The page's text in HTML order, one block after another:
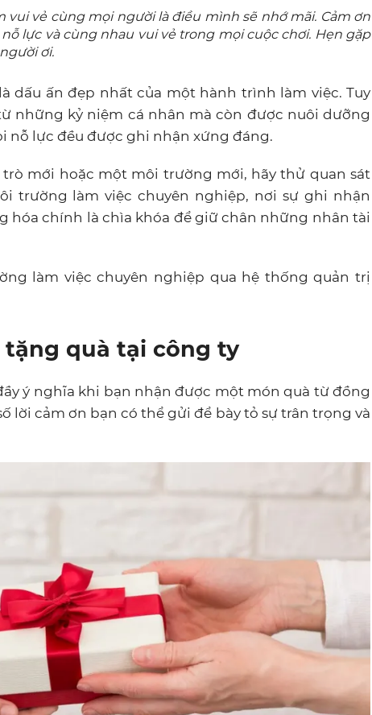
vui vẻ cùng mọi người là điều mình sẽ nhớ mãi. Cảm ơn
lực và cùng nhau vui vẻ trong mọi cuộc chơi. Hẹn gặp
ơi.
dấu ấn đẹp nhất của một hành trình làm việc. Tuy
những kỷ niệm cá nhân mà còn được nuôi dưỡng
nỗ lực đều được ghi nhận xứng đáng.
mới hoặc một môi trường mới, hãy thử quan sát
trường làm việc chuyên nghiệp, nơi sự ghi nhận
hóa chính là chìa khóa để giữ chân những nhân tài
làm việc chuyên nghiệp qua hệ thống quản trị
tặng quà tại công ty
ý nghĩa khi bạn nhận được một món quà từ đồng
lời cảm ơn bạn có thể gửi để bày tỏ sự trân trọng và